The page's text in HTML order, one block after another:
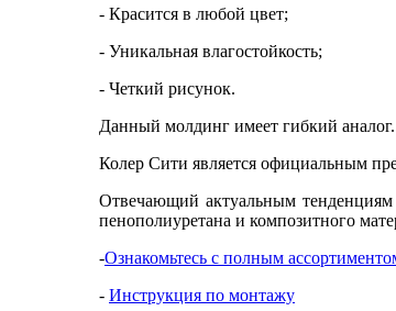
- Красится в любой цвет;
- Уникальная влагостойкость;
- Четкий рисунок.
Данный молдинг имеет гибкий
Колер Сити является официальным
Отвечающий актуальным
пенополиуретана и композитного
-Ознакомьтесь с полным
- Инструкция по монтажу